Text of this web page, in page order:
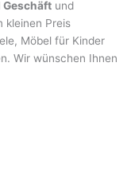
Geschäft und
kleinen Preis
Möbel für Kinder
Wir wünschen Ihnen